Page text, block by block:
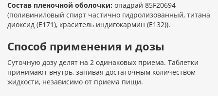
Состав пленочной оболочки: опадрай 85F20694
(поливиниловый спирт частично гидролизованный, титана
диоксид (E171), краситель индигокармин (Е132)).
Способ применения и дозы
Суточную дозу делят на 2 одинаковых приема. Таблетки
принимают внутрь, запивая достаточным количеством
жидкости, независимо от приема пищи.